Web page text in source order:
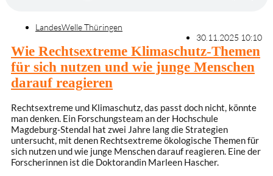
LandesWelle Thüringen
30.11.2025 10:10
Wie Rechtsextreme Klimaschutz-Themen
für sich nutzen und wie junge Menschen
darauf reagieren
Rechtsextreme und Klimaschutz, das passt doch nicht, könnte
man denken. Ein Forschungsteam an der Hochschule
Magdeburg-Stendal hat zwei Jahre lang die Strategien
untersucht, mit denen Rechtsextreme ökologische Themen für
sich nutzen und wie junge Menschen darauf reagieren. Eine der
Forscherinnen ist die Doktorandin Marleen Hascher.